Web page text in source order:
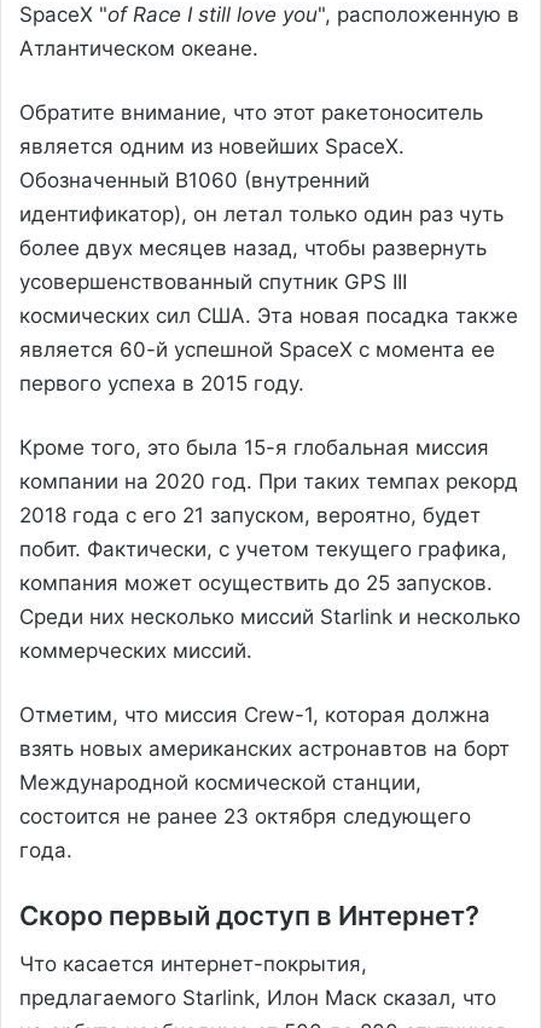
SpaceX "of Race I still love you", расположенную в
Атлантическом океане.
Обратите внимание, что этот ракетоноситель
является одним из новейших SpaceX.
Обозначенный B1060 (внутренний
идентификатор), он летал только один раз чуть
более двух месяцев назад, чтобы развернуть
усовершенствованный спутник GPS III
космических сил США. Эта новая посадка также
является 60-й успешной SpaceX с момента ее
первого успеха в 2015 году.
Кроме того, это была 15-я глобальная миссия
компании на 2020 год. При таких темпах рекорд
2018 года с его 21 запуском, вероятно, будет
побит. Фактически, с учетом текущего графика,
компания может осуществить до 25 запусков.
Среди них несколько миссий Starlink и несколько
коммерческих миссий.
Отметим, что миссия Crew-1, которая должна
взять новых американских астронавтов на борт
Международной космической станции,
состоится не ранее 23 октября следующего
года.
Скоро первый доступ в Интернет?
Что касается интернет-покрытия,
предлагаемого Starlink, Илон Маск сказал, что